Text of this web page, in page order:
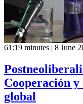
61:19 minutes | 8 June
Cooperación
global